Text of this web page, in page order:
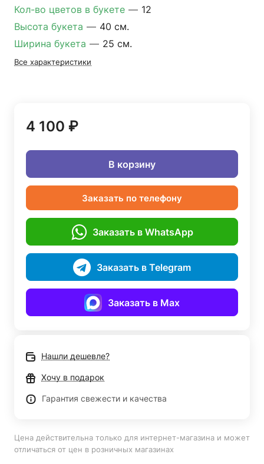
Кол-во цветов в букете — 12
Высота букета — 40 см.
Ширина букета — 25 см.
Все характеристики
4 100 ₽
В корзину
Заказать по телефону
Заказать в WhatsApp
Заказать в Telegram
Заказать в Max
Нашли дешевле?
Хочу в подарок
Гарантия свежести и качества
Цена действительна только для интернет-магазина и может
отличаться от цен в розничных магазинах